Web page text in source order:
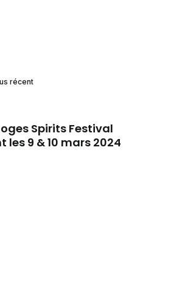
récent
Spirits Festival
les 9 & 10 mars 2024